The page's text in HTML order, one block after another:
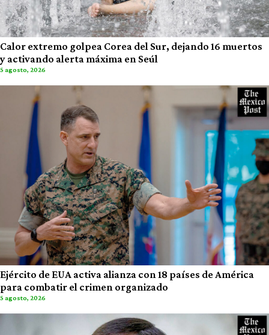
Calor extremo golpea Corea del Sur, dejando 16 muertos
y activando alerta máxima en Seúl
5 agosto, 2026
Ejército de EUA activa alianza con 18 países de América
para combatir el crimen organizado
5 agosto, 2026